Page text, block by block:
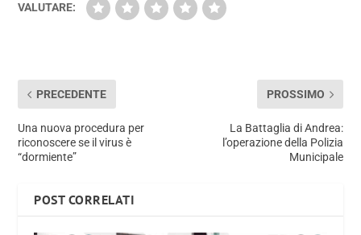
VALUTARE:
PRECEDENTE
Una nuova procedura per
riconoscere se il virus è
“dormiente”
PROSSIMO
La Battaglia di Andrea:
l’operazione della Polizia
Municipale
POST CORRELATI